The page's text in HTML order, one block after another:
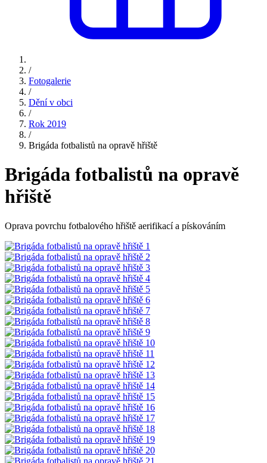
/
Fotogalerie
/
Dění v obci
/
Rok 2019
/
Brigáda fotbalistů na opravě hřiště
Brigáda fotbalistů na opravě
hřiště
Oprava povrchu fotbalového hřiště aerifikací a pískováním